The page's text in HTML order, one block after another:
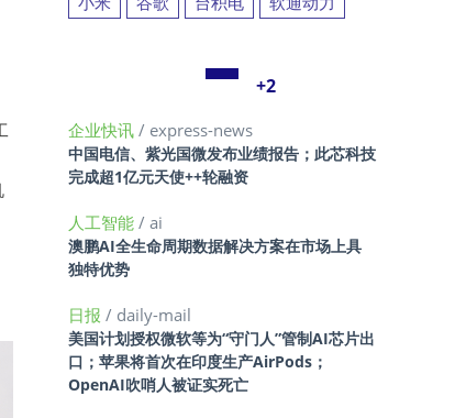
+2
企业快讯 / express-news
中国电信、紫光国微发布业绩报告；此芯科技
完成超1亿元天使++轮融资
人工智能 / ai
澳鹏AI全生命周期数据解决方案在市场上具
独特优势
日报 / daily-mail
美国计划授权微软等为“守门人”管制AI芯片出
口；苹果将首次在印度生产AirPods；
OpenAI吹哨人被证实死亡